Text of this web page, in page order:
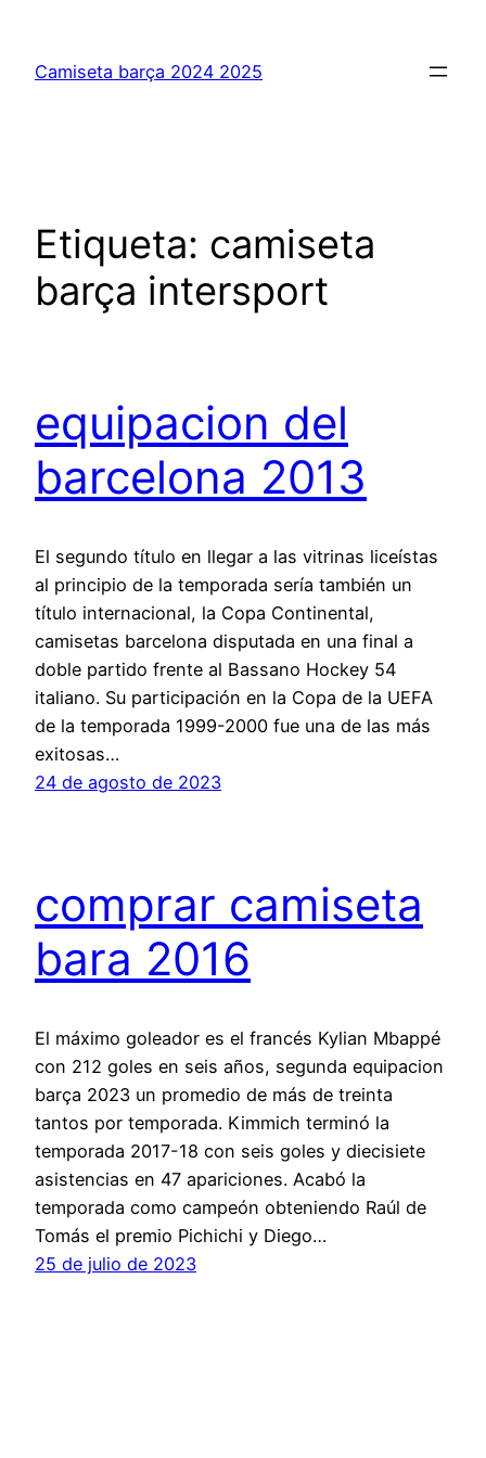
contenido
Camiseta barça 2024 2025
Etiqueta: camiseta
barça intersport
equipacion del
barcelona 2013
El segundo título en llegar a las vitrinas liceístas
al principio de la temporada sería también un
título internacional, la Copa Continental,
camisetas barcelona disputada en una final a
doble partido frente al Bassano Hockey 54
italiano. Su participación en la Copa de la UEFA
de la temporada 1999-2000 fue una de las más
exitosas…
24 de agosto de 2023
comprar camiseta
bara 2016
El máximo goleador es el francés Kylian Mbappé
con 212 goles en seis años, segunda equipacion
barça 2023 un promedio de más de treinta
tantos por temporada. Kimmich terminó la
temporada 2017-18 con seis goles y diecisiete
asistencias en 47 apariciones. Acabó la
temporada como campeón obteniendo Raúl de
Tomás el premio Pichichi y Diego…
25 de julio de 2023